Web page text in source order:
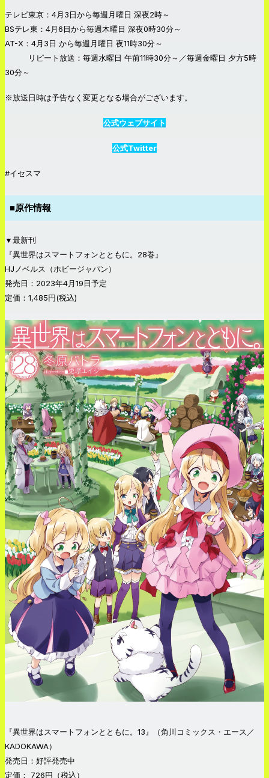
テレビ東京：4月3日から毎週月曜日 深夜2時～
BSテレ東：4月6日から毎週木曜日 深夜0時30分～
AT-X：4月3日 から毎週月曜日 夜11時30分～
リピート放送：毎週水曜日 午前11時30分～／毎週金曜日 夕方5時
30分～
※放送日時は予告なく変更となる場合がございます。
公式ウェブサイト
公式Twitter
#イセスマ
■原作情報
▼最新刊
『異世界はスマートフォンとともに。28巻』
HJノベルス（ホビージャパン）
発売日：2023年4月19日予定
定価：1,485円(税込)
『異世界はスマートフォンとともに。13』（角川コミックス・エース／
KADOKAWA）
発売日：好評発売中
定価： 726円（税込）